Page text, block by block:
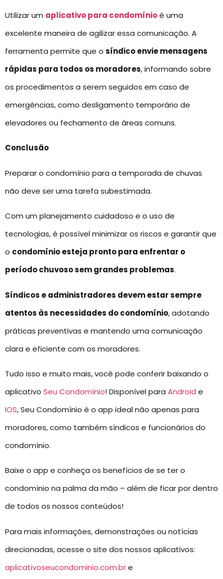
Utilizar um aplicativo para condomínioé uma
excelente maneira de agilizar essa comunicação. A
ferramenta permite que o síndico envie mensagens
rápidas para todos os moradores, informando sobre
os procedimentos a serem seguidos em caso de
emergências, como desligamento temporário de
elevadores ou fechamento de áreas comuns.
Conclusão
Preparar o condomínio para a temporada de chuvas
não deve ser uma tarefa subestimada.
Com um planejamento cuidadoso e o uso de
tecnologias, é possível minimizar os riscos e garantir que
o condomínio esteja pronto para enfrentar o
período chuvoso sem grandes problemas.
Síndicos e administradores devem estar sempre
atentos às necessidades do condomínio, adotando
práticas preventivas e mantendo uma comunicação
clara e eficiente com os moradores.
Tudo isso e muito mais, você pode conferir baixando o
aplicativo Seu Condomínio! Disponível para Android e
IOS, Seu Condomínio é o app ideal não apenas para
moradores, como também síndicos e funcionários do
condomínio.
Baixe o app e conheça os benefícios de se ter o
condomínio na palma da mão – além de ficar por dentro
de todos os nossos conteúdos!
Para mais informações, demonstrações ou notícias
direcionadas, acesse o site dos nossos aplicativos:
aplicativoseucondominio.com.bre